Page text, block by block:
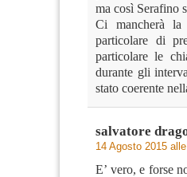
ma così Serafino
Ci mancherà
particolare di
particolare le
durante gli
stato coerente
salvatore
14 Agosto 2015
E’ vero, e forse